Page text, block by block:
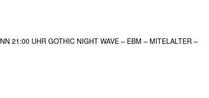
21:00 UHR GOTHIC NIGHT WAVE – EBM – MITELALTER –